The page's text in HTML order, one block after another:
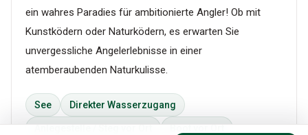
ein wahres Paradies für ambitionierte Angler! Ob mit
Kunstködern oder Naturködern, es erwarten Sie
unvergessliche Angelerlebnisse in einer
atemberaubenden Naturkulisse.
See Direkter Wasserzugang
Anlegestelle / Steg vor Ort Boot vor Ort